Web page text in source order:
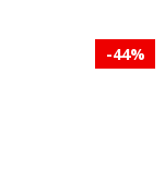
-44%